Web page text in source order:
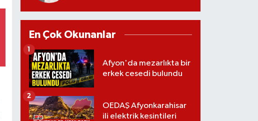
En Çok Okunanlar
Afyon'da mezarlıkta bir
erkek cesedi bulundu
1
OEDAŞ Afyonkarahisar
ili elektrik kesintileri
2